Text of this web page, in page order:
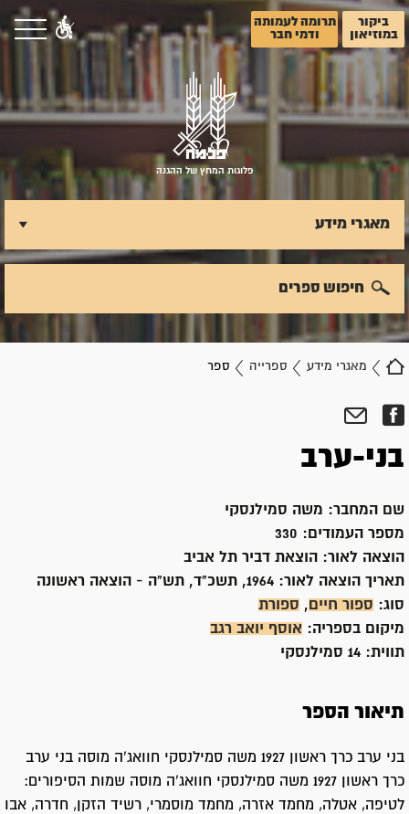
ביקור
במוזיאון
תרומה לעמותה
ודמי חבר
פלוגות המחץ של ההגנה
מאגרי מידע ספרייה ספר
מאגרי מידע
חיפוש ספרים
בני-ערב
שם המחבר: משה סמילנסקי
מספר העמודים: 330
הוצאה לאור:
הוצאת דביר תל אביב
תאריך הוצאה לאור:
סוג: ספור חיים , ספורת
מיקום בספריה: אוסף יואב רגב
תווית: 14 סמילנסקי
תיאור הספר
בני ערב כרך ראשון 1927 משה סמילנסקי חוואג'ה מוסה בני ערב
כרך ראשון 1927 משה סמילנסקי חוואג'ה מוסה שמות הסיפורים:
לטיפה, אטלה, מחמד אזרה, מחמד מוסמרי, רשיד הזקן, חדרה, אבו